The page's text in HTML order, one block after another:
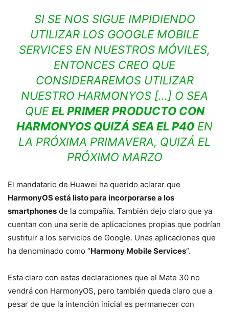
SI SE NOS SIGUE IMPIDIENDO
UTILIZAR LOS GOOGLE MOBILE
SERVICES EN NUESTROS MÓVILES,
ENTONCES CREO QUE
CONSIDERAREMOS UTILIZAR
NUESTRO HARMONYOS […] O SEA
QUEEL PRIMER PRODUCTO CON
HARMONYOS QUIZÁ SEA EL P40 EN
LA PRÓXIMA PRIMAVERA, QUIZÁ EL
PRÓXIMO MARZO
El mandatario de Huawei ha querido aclarar que
HarmonyOS está listo para incorporarse a los
smartphones de la compañía. También dejo claro que ya
cuentan con una serie de aplicaciones propias que podrían
sustituir a los servicios de Google. Unas aplicaciones que
ha denominado como “Harmony Mobile Services“.
Esta claro con estas declaraciones que el Mate 30 no
vendrá con HarmonyOS, pero también queda claro que a
pesar de que la intención inicial es permanecer con